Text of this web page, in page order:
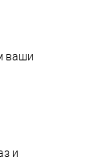
ваши
и